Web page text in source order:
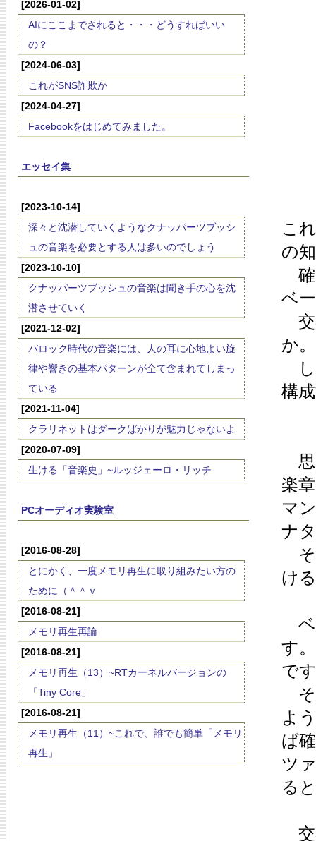
[2026-01-02]
AIにここまでされると・・・どうすればいい
の？
[2024-06-03]
これがSNS詐欺か
[2024-04-27]
Facebookをはじめてみました。
エッセイ集
[2023-10-14]
深々と沈潜していくようなクナッパーツブッシ
ュの音楽を必要とする人は多いのでしょう
[2023-10-10]
クナッパーツブッシュの音楽は聞き手の心を沈
潜させていく
[2021-12-02]
バロック時代の音楽には、人の耳に心地よい旋
律や響きの基本パターンが全て含まれてしまっ
ている
[2021-11-04]
クラリネットはダークばかりが魅力じゃないよ
[2020-07-09]
生ける「音楽史」~ルッジェーロ・リッチ
PCオーディオ実験室
[2016-08-28]
とにかく、一度メモリ再生に取り組みたい方の
ために（＾＾ｖ
[2016-08-21]
メモリ再生再論
[2016-08-21]
メモリ再生（13）~RTカーネルバージョンの
「Tiny Core」
[2016-08-21]
メモリ再生（11）~これで、誰でも簡単「メモリ
再生」
こ
の
確
ベ
交
か。
し
構
思
楽
マ
ナ
そ
け
ベ
す
で
そ
よ
ば
ツ
る
交